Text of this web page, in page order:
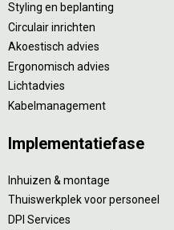
Styling en beplanting
Circulair inrichten
Akoestisch advies
Ergonomisch advies
Lichtadvies
Kabelmanagement
Implementatiefase
Inhuizen & montage
Thuiswerkplek voor personeel
DPI Services